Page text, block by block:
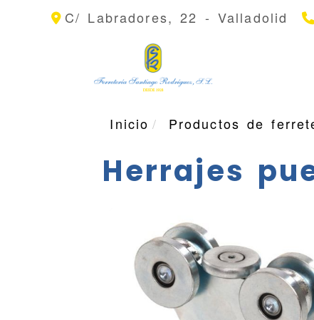
C/ Labradores, 22 - Valladolid
Inicio Productos de
Herrajes